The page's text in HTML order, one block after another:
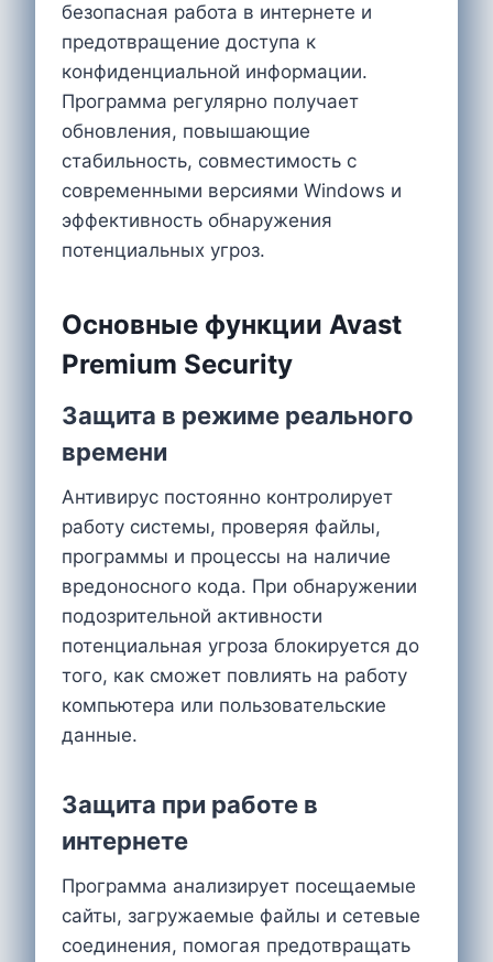
безопасная работа в интернете и
предотвращение доступа к
конфиденциальной информации.
Программа регулярно получает
обновления, повышающие
стабильность, совместимость с
современными версиями Windows и
эффективность обнаружения
потенциальных угроз.
Основные функции Avast
Premium Security
Защита в режиме реального
времени
Антивирус постоянно контролирует
работу системы, проверяя файлы,
программы и процессы на наличие
вредоносного кода. При обнаружении
подозрительной активности
потенциальная угроза блокируется до
того, как сможет повлиять на работу
компьютера или пользовательские
данные.
Защита при работе в
интернете
Программа анализирует посещаемые
сайты, загружаемые файлы и сетевые
соединения, помогая предотвращать